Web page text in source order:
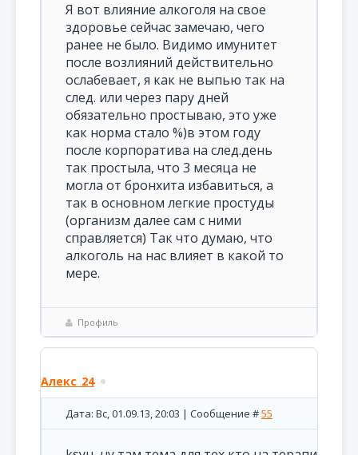
Я вот влияние алкоголя на свое
здоровье сейчас замечаю, чего
ранее не было. Видимо имунитет
после возлияний действительно
ослабевает, я как не выпью так на
след. или через пару дней
обязательно простываю, это уже
как норма стало %)в этом году
после корпоратива на след.день
так простыла, что 3 месяца не
могла от бронхита избавиться, а
так в основном легкие простуды
(организм далее сам с ними
справляется) Так что думаю, что
алкоголь на нас влияет в какой то
мере.
Профиль
Алекс_24
Дата: Вс, 01.09.13, 20:03 | Сообщение #55